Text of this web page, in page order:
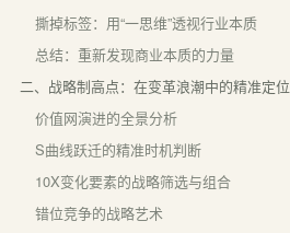
撕掉标签：用“一思维”透视行业本质
总结：重新发现商业本质的力量
二、战略制高点：在变革浪潮中的精准定位
价值网演进的全景分析
S曲线跃迁的精准时机判断
10X变化要素的战略筛选与组合
错位竞争的战略艺术